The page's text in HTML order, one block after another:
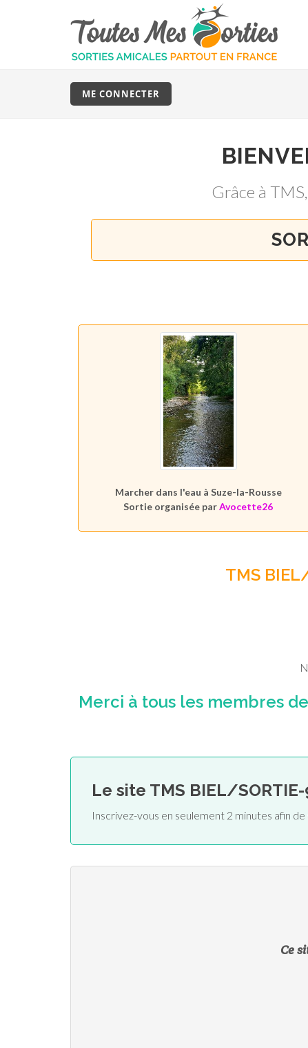
ME CONNECTER
Grâce à TMS,
Marcher dans l'eau à Suze-la-Rousse
Sortie organisée parAvocette26
TMS
Merci à tous les membres
Le site TMS BIEL/
Inscrivez-vous en seulement 2 minutes afin
Ce